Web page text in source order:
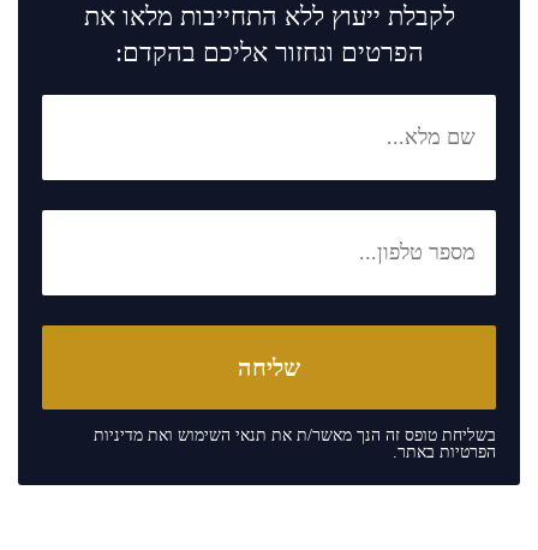
לקבלת ייעוץ ללא התחייבות מלאו את
הפרטים ונחזור אליכם בהקדם:
בשליחת טופס זה הנך מאשר/ת את תנאי השימוש ואת מדיניות
הפרטיות באתר.